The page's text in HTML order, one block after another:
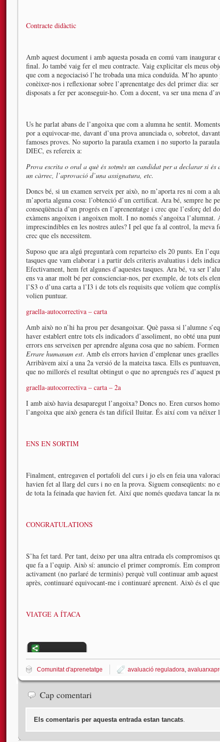
Contracte didàctic
Amb aquest document i amb aquesta posada en comú vam
final. Jo també vaig fer el meu contracte. Vaig explicitar els meus
que com a negociacisó l’he trobada una mica conduïda. M’ho
conèixer-nos i reflexionar sobre l’aprenentatge des del primer dia:
disposats a fer per aconseguir-ho. Com a docent, va ser una mena
Us he parlat abans de l’angoixa que com a alumna he sentit.
por a equivocar-me, davant d’una prova anunciada o, sobretot,
famoses proves. No suporto la paraula examen i no suporto la
DIEC, es refereix a:
Prova escrita o oral a què és sotmès un candidat per a declarar si
un càrrec, l’aprovació d’una assignatura, etc.
Doncs bé, si un examen serveix per això, no m’aporta res ni com a
m’aporta alguna cosa: l’obtenció d’un certificat. Ara bé, sempre he
conseqüència d’un progrés en l’aprenentatge i crec que l’esforç del
exàmens angoixen i angoixen molt. I no només s’angoixa
imprescindibles en les nostres aules? I pel que fa al control, la meva
crec que els necessitem.
Suposo que ara algú preguntarà com reparteixo els 20 punts. En
tasques que vam elaborar i a partir dels criteris avaluatius i dels
Efectivament, hem fet algunes d’aquestes tasques. Ara bé, va ser
ens va anar molt bé per conscienciar-nos, per exemple, de tots els
l’S3 o d’una carta a l’I3 i de tots els requisits que volíem que
volien puntuar.
graella-autocorrectiva – carta
Amb això no n’hi ha prou per desangoixar. Què passa si l’alumne
haver establert entre tots els indicadors d’assoliment, no obté una
errors ens serveixen per aprendre alguna cosa que no sabíem.
Errare humanum est. Amb els errors havien d’emplenar unes
Arribàvem així a una 2a versió de la mateixa tasca. Ells es
que no millorés el resultat obtingut o que no aprengués res d’aquest
graella-autocorrectiva – carta – 2a
I amb això havia desaparegut l’angoixa? Doncs no. Eren cursos
l’angoixa que això genera és tan difícil lluitar. És així com va néixer
ENS EN SORTIM
Finalment, entregaven el portafoli del curs i jo els en feia una
havien fet al llarg del curs i no en la prova. Siguem conseqüents: no
de tota la feinada que havien fet. Així que només quedava tancar la
CONGRATULATIONS
S’ha fet tard. Per tant, deixo per una altra entrada els compromisos
que fa a l’equip. Això sí: anuncio el primer compromís. Em
activament (no parlaré de terminis) perquè vull continuar amb
après, continuaré equivocant-me i continuaré aprenent. Això és el
VIATGE A ÍTACA
Comunitat d'aprenetatge avaluació reguladora,
Cap comentari
Els comentaris per aquesta entrada estan tancats